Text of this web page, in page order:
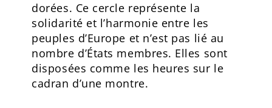
dorées. Ce cercle représente la
solidarité et l’harmonie entre les
peuples d’Europe et n’est pas lié au
nombre d’États membres. Elles sont
disposées comme les heures sur le
cadran d’une montre.